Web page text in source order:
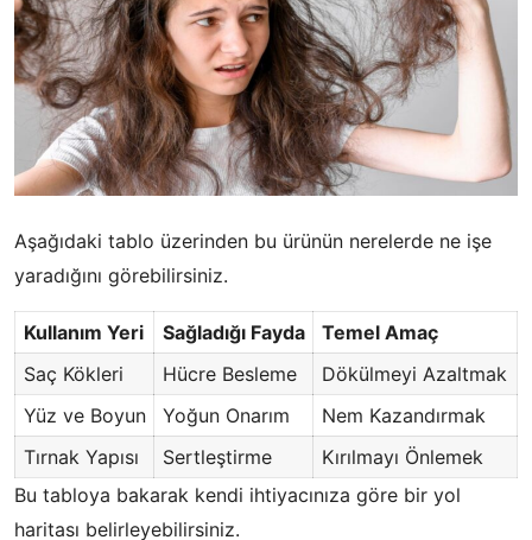
​Aşağıdaki tablo üzerinden bu ürünün nerelerde ne işe
yaradığını görebilirsiniz.
Kullanım Yeri Sağladığı Fayda
Temel Amaç
Saç Kökleri
Hücre Besleme
Dökülmeyi Azaltmak
Yüz ve Boyun
Yoğun Onarım
Nem Kazandırmak
Tırnak Yapısı
Sertleştirme
Kırılmayı Önlemek
Bu tabloya bakarak kendi ihtiyacınıza göre bir yol
haritası belirleyebilirsiniz.